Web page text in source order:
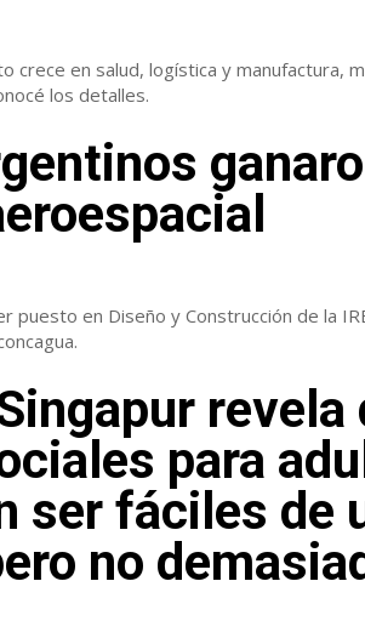
crece en salud, logística y manufactura,
los detalles.
puesto en Diseño y Construcción de la
revela
para
ser fáciles de
no